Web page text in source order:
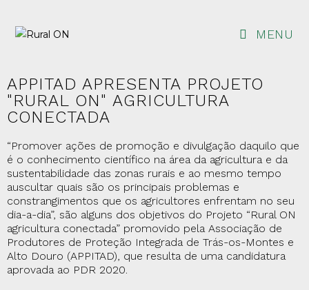
MENU
APPITAD APRESENTA PROJETO
"RURAL ON" AGRICULTURA
CONECTADA
“Promover ações de promoção e divulgação daquilo que
é o conhecimento científico na área da agricultura e da
sustentabilidade das zonas rurais e ao mesmo tempo
auscultar quais são os principais problemas e
constrangimentos que os agricultores enfrentam no seu
dia-a-dia”, são alguns dos objetivos do Projeto “Rural ON
agricultura conectada” promovido pela Associação de
Produtores de Proteção Integrada de Trás-os-Montes e
Alto Douro (APPITAD), que resulta de uma candidatura
aprovada ao PDR 2020.